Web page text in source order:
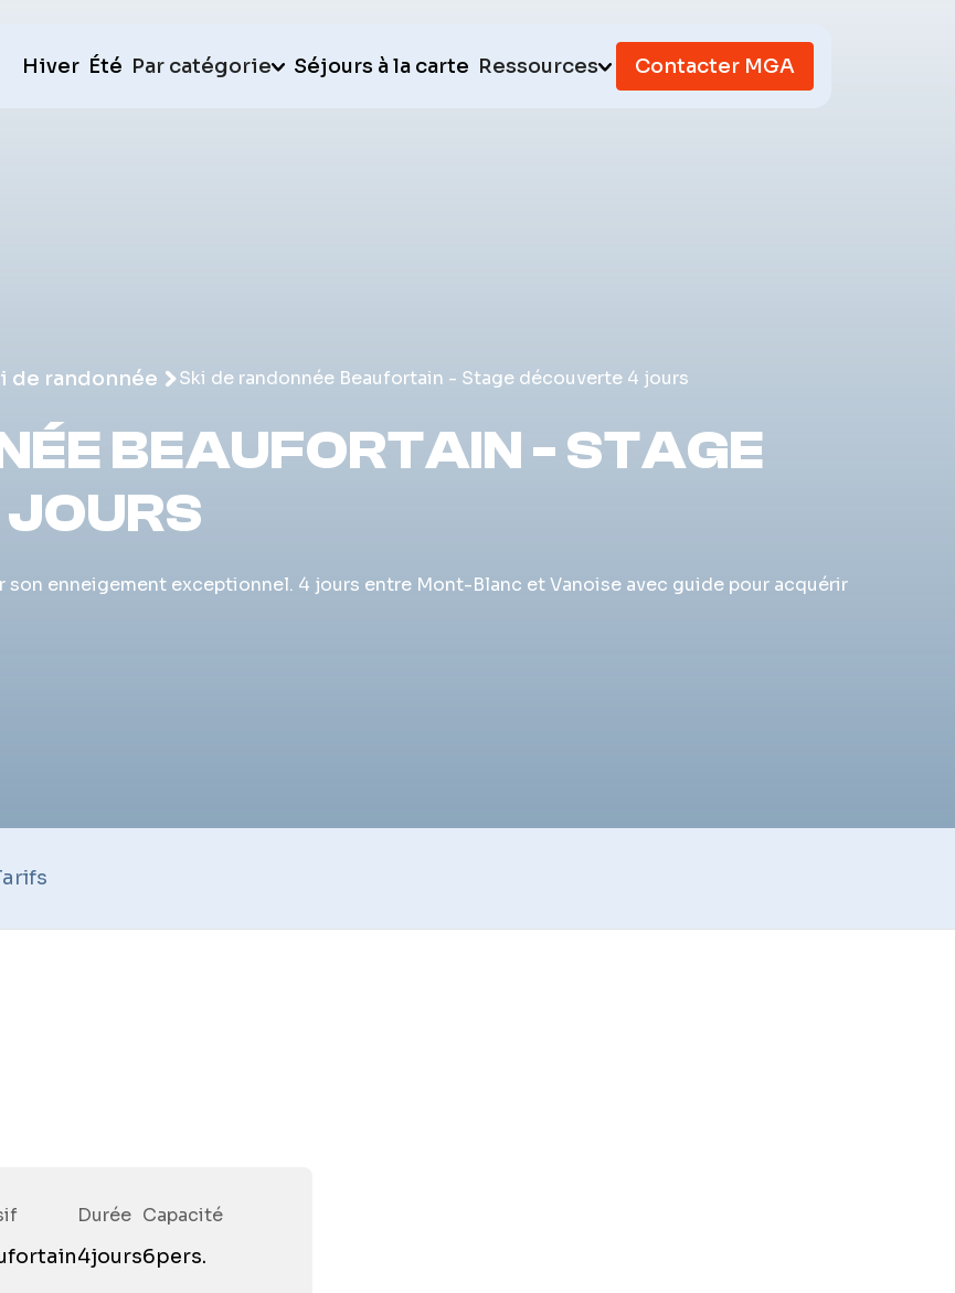
Hiver Été Par catégorie Séjours à la carte Ressources Contacter MGA
de randonnée Ski de randonnée Beaufortain - Stage découverte 4 jours
BEAUFORTAIN - STAGE
son enneigement exceptionnel. 4 jours entre Mont-Blanc et Vanoise avec guide pour acquérir
Durée
4jours
Capacité
6pers.